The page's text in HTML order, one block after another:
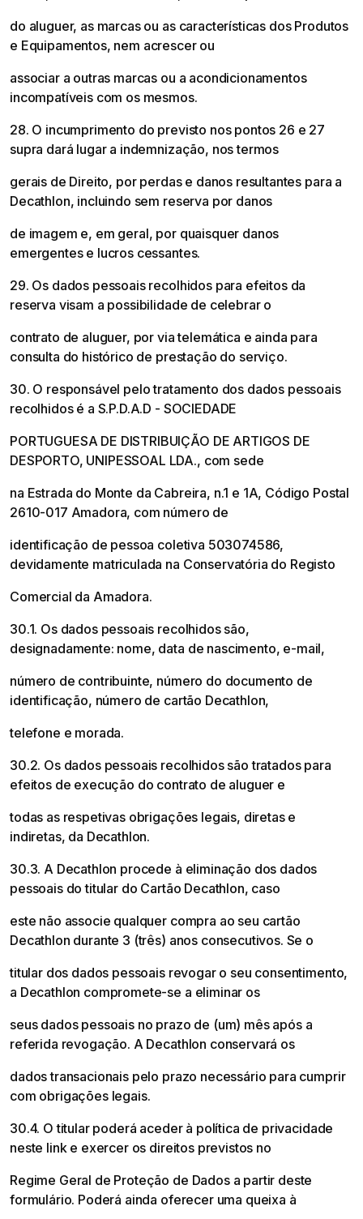
do aluguer, as marcas ou as características dos Produtos
e Equipamentos, nem acrescer ou
associar a outras marcas ou a acondicionamentos
incompatíveis com os mesmos.
28. O incumprimento do previsto nos pontos 26 e 27
supra dará Iugar a indemnização, nos termos
gerais de Direito, por perdas e danos resultantes para a
Decathlon, incluindo sem reserva por danos
de imagem e, em geral, por quaisquer danos
emergentes e lucros cessantes.
29. Os dados pessoais recolhidos para efeitos da
reserva visam a possibilidade de celebrar o
contrato de aluguer, por via telemática e ainda para
consulta do histórico de prestação do serviço.
30. O responsável pelo tratamento dos dados pessoais
recolhidos é a S.P.D.A.D - SOCIEDADE
PORTUGUESA DE DISTRIBUIÇÃO DE ARTIGOS DE
DESPORTO, UNIPESSOAL LDA., com sede
na Estrada do Monte da Cabreira, n.1 e 1A, Código Postal
2610-017 Amadora, com número de
identificação de pessoa coletiva 503074586,
devidamente matriculada na Conservatória do Registo
Comercial da Amadora.
30.1. Os dados pessoais recolhidos são,
designadamente: nome, data de nascimento, e-mail,
número de contribuinte, número do documento de
identificação, número de cartão Decathlon,
telefone e morada.
30.2. Os dados pessoais recolhidos são tratados para
efeitos de execução do contrato de aluguer e
todas as respetivas obrigações legais, diretas e
indiretas, da Decathlon.
30.3. A Decathlon procede à eliminação dos dados
pessoais do titular do Cartão Decathlon, caso
este não associe qualquer compra ao seu cartão
Decathlon durante 3 (três) anos consecutivos. Se o
titular dos dados pessoais revogar o seu consentimento,
a Decathlon compromete-se a eliminar os
seus dados pessoais no prazo de (um) mês após a
referida revogação. A Decathlon conservará os
dados transacionais pelo prazo necessário para cumprir
com obrigações legais.
30.4. O titular poderá aceder à política de privacidade
neste link e exercer os direitos previstos no
Regime Geral de Proteção de Dados a partir deste
formulário. Poderá ainda oferecer uma queixa à